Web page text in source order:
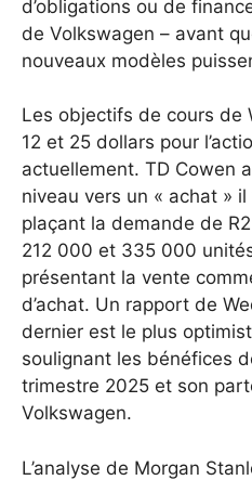
d’obligations ou de
de Volkswagen – avant
nouveaux modèles
Les objectifs de cours de
12 et 25 dollars pour
actuellement. TD Cowen
niveau vers un « achat »
plaçant la demande de
212 000 et 335 000
présentant la vente
d’achat. Un rapport de
dernier est le plus
soulignant les bénéfices
trimestre 2025 et son
Volkswagen.
L’analyse de Morgan